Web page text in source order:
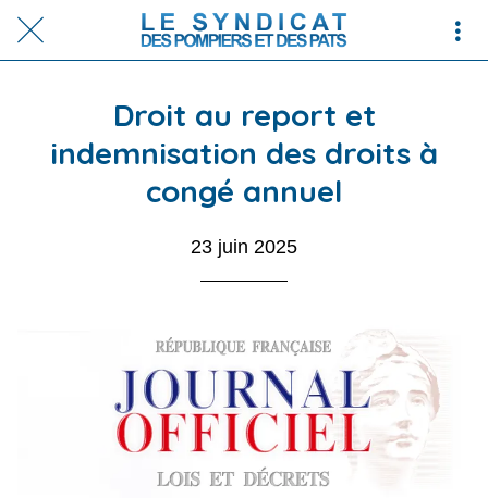
Droit au report et
indemnisation des droits à
congé annuel
23 juin 2025